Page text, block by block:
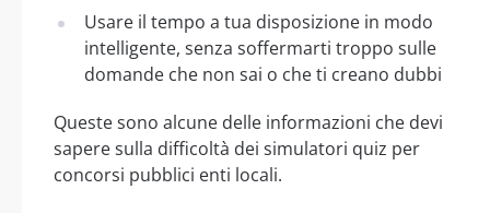
Usare il tempo a tua disposizione in modo
intelligente, senza soffermarti troppo sulle
domande che non sai o che ti creano dubbi
Queste sono alcune delle informazioni che devi
sapere sulla difficoltà dei simulatori quiz per
concorsi pubblici enti locali.